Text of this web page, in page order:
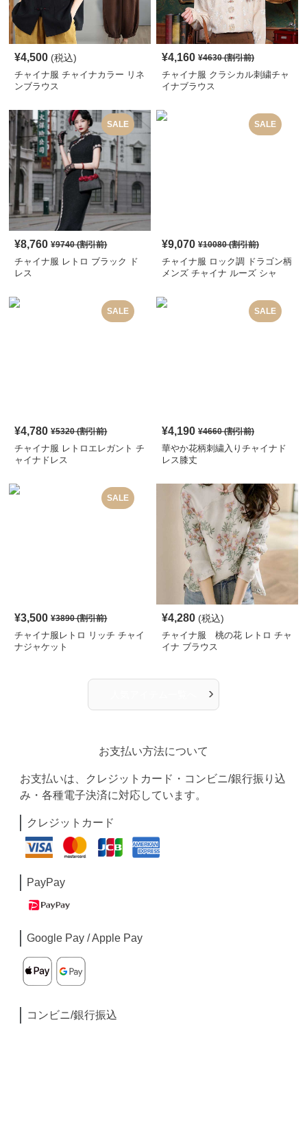
¥4,500 (税込)
チャイナ服 チャイナカラー リネ
ンブラウス
¥4,160 ¥4630(割引前)
チャイナ服 クラシカル刺繍チャ
イナブラウス
SALE
¥8,760 ¥9740(割引前)
チャイナ服 レトロ ブラック ド
レス
SALE
¥9,070 ¥10080(割引前)
チャイナ服 ロック調 ドラゴン柄
メンズ チャイナ ルーズ シャ
SALE
¥4,780 ¥5320(割引前)
チャイナ服 レトロエレガント チ
ャイナドレス
SALE
¥4,190 ¥4660(割引前)
華やか花柄刺繍入りチャイナド
レス膝丈
SALE
¥3,500 ¥3890(割引前)
チャイナ服レトロ リッチ チャイ
ナジャケット
¥4,280 (税込)
チャイナ服 桃の花 レトロ チャ
イナ ブラウス
›
お支払い方法について
お支払いは、クレジットカード・コンビニ/銀行振り込
み・各種電子決済に対応しています。
クレジットカード
PayPay
Google Pay / Apple Pay
コンビニ/銀行振込